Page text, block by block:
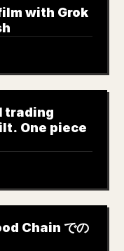
with Grok
trading
One piece
Chain での